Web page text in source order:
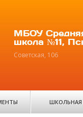
МБОУ
школа №11,
Советская, 106